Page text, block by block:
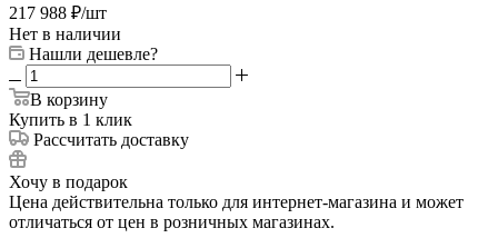
217 988 ₽/шт
Нет в наличии
Нашли дешевле?
В корзину
Купить в 1 клик
Рассчитать доставку
Хочу в подарок
Цена действительна только для интернет-магазина и может
отличаться от цен в розничных магазинах.